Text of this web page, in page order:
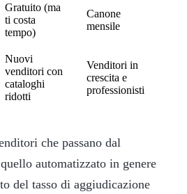
Gratuito (ma
ti costa
tempo)
Canone
mensile
Nuovi
venditori con
cataloghi
ridotti
Venditori in
crescita e
professionisti
che passano dal
automatizzato in genere
del tasso di aggiudicazione